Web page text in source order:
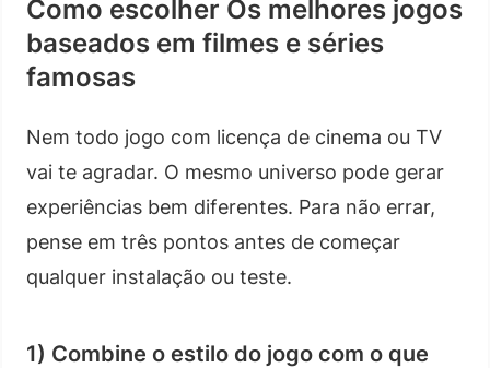
Como escolher Os melhores jogos
baseados em filmes e séries
famosas
Nem todo jogo com licença de cinema ou TV
vai te agradar. O mesmo universo pode gerar
experiências bem diferentes. Para não errar,
pense em três pontos antes de começar
qualquer instalação ou teste.
1) Combine o estilo do jogo com o que